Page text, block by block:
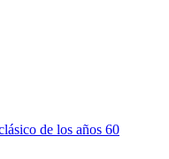
de los años 60